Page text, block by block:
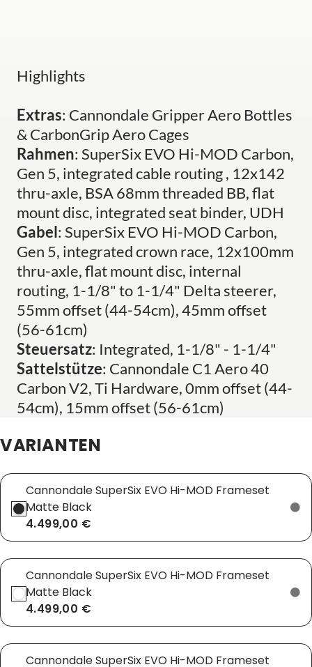
Highlights
Extras: Cannondale Gripper Aero Bottles
& CarbonGrip Aero Cages
Rahmen: SuperSix EVO Hi-MOD Carbon,
Gen 5, integrated cable routing , 12x142
thru-axle, BSA 68mm threaded BB, flat
mount disc, integrated seat binder, UDH
Gabel: SuperSix EVO Hi-MOD Carbon,
Gen 5, integrated crown race, 12x100mm
thru-axle, flat mount disc, internal
routing, 1-1/8" to 1-1/4" Delta steerer,
55mm offset (44-54cm), 45mm offset
(56-61cm)
Steuersatz: Integrated, 1-1/8" - 1-1/4"
Sattelstütze: Cannondale C1 Aero 40
Carbon V2, Ti Hardware, 0mm offset (44-
54cm), 15mm offset (56-61cm)
VARIANTEN
Cannondale SuperSix EVO Hi-MOD Frameset
Matte Black
4.499,00 €
Cannondale SuperSix EVO Hi-MOD Frameset
Matte Black
4.499,00 €
Cannondale SuperSix EVO Hi-MOD Frameset